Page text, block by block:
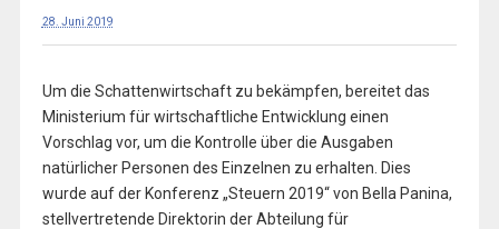
28. Juni 2019
Um die Schattenwirtschaft zu bekämpfen, bereitet das
Ministerium für wirtschaftliche Entwicklung einen
Vorschlag vor, um die Kontrolle über die Ausgaben
natürlicher Personen des Einzelnen zu erhalten. Dies
wurde auf der Konferenz „Steuern 2019“ von Bella Panina,
stellvertretende Direktorin der Abteilung für